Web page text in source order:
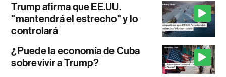
Trump afirma que EE.UU.
"mantendrá el estrecho" y lo
controlará
¿Puede la economía de Cuba
sobrevivir a Trump?